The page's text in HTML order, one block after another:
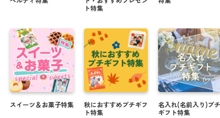
スイーツ＆お菓子特集
ト特集
秋におすすめプチギフ
ト特集
名入れ(名前入り)プチ
ギフト特集